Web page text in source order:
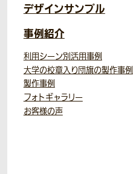
デザインサンプル
事例紹介
利用シーン別活用事例
大学の校章入り団旗の製作事例
製作事例
フォトギャラリー
お客様の声